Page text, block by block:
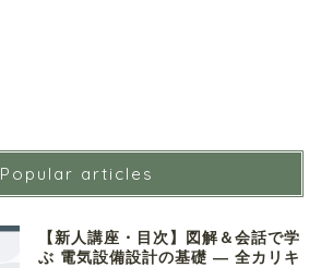
Popular articles
【新人講座・目次】図解＆会話で学
ぶ 電気設備設計の基礎 ― 全カリキ